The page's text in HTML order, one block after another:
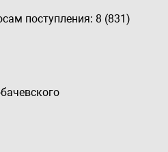
поступления: 8 (831)